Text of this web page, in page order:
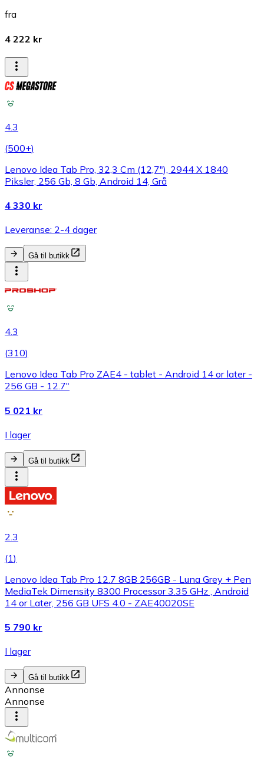
fra
4 222 kr
4.3
(500+)
Lenovo Idea Tab Pro, 32,3 Cm (12,7"), 2944 X 1840
Piksler, 256 Gb, 8 Gb, Android 14, Grå
4 330 kr
Leveranse: 2-4 dager
Gå til butikk
4.3
(310)
Lenovo Idea Tab Pro ZAE4 - tablet - Android 14 or later -
256 GB - 12.7"
5 021 kr
I lager
Gå til butikk
2.3
(1)
Lenovo Idea Tab Pro 12.7 8GB 256GB - Luna Grey + Pen
MediaTek Dimensity 8300 Processor 3.35 GHz , Android
14 or Later, 256 GB UFS 4.0 - ZAE40020SE
5 790 kr
I lager
Gå til butikk
Annonse
Annonse